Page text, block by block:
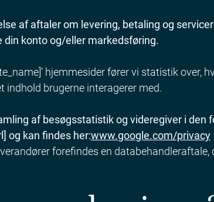
af aftaler om levering, betaling og
konto og/eller markedsføring.
hjemmesider fører vi statistik
indhold brugerne interagerer med.
af besøgsstatistik og videregiver i
og kan findes her:www.google.com/privacy
forefindes en